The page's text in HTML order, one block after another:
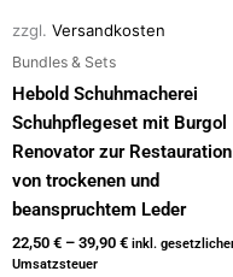
zzgl. Versandkosten
Bundles & Sets
Hebold Schuhmacherei
Schuhpflegeset mit Burgol
Renovator zur Restauration
von trockenen und
beanspruchtem Leder
22,50 € – 39,90 € inkl.
Umsatzsteuer
werden